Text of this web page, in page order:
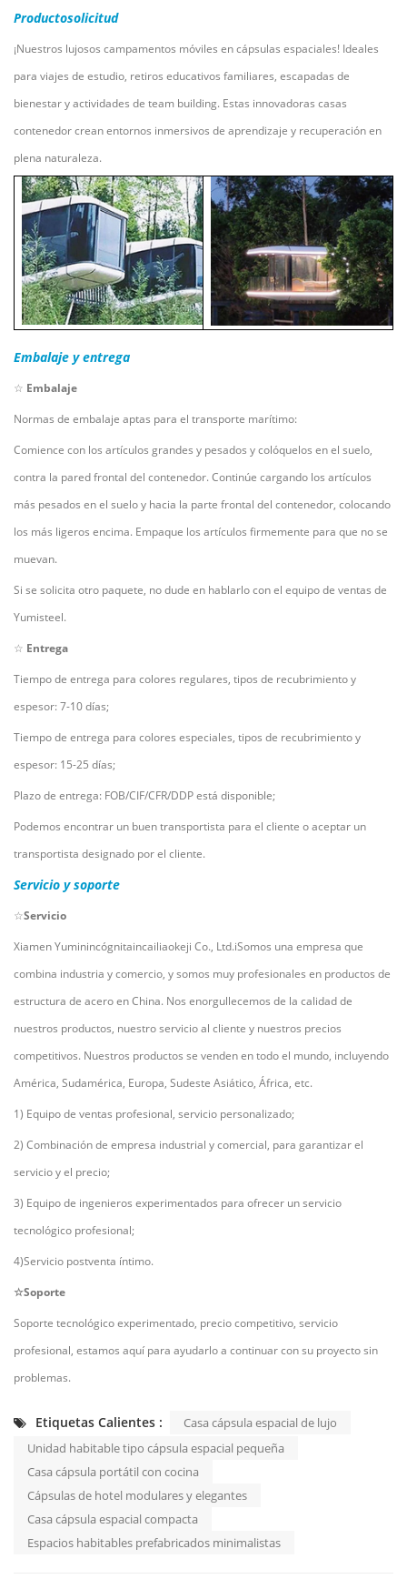
Productosolicitud
¡Nuestros lujosos campamentos móviles en cápsulas espaciales! Ideales
para viajes de estudio, retiros educativos familiares, escapadas de
bienestar y actividades de team building. Estas innovadoras casas
contenedor crean entornos inmersivos de aprendizaje y recuperación en
plena naturaleza.
Embalaje y entrega
☆ Embalaje
Normas de embalaje aptas para el transporte marítimo:
Comience con los artículos grandes y pesados y colóquelos en el suelo,
contra la pared frontal del contenedor. Continúe cargando los artículos
más pesados en el suelo y hacia la parte frontal del contenedor, colocando
los más ligeros encima. Empaque los artículos firmemente para que no se
muevan.
Si se solicita otro paquete, no dude en hablarlo con el equipo de ventas de
Yumisteel.
☆ Entrega
Tiempo de entrega para colores regulares, tipos de recubrimiento y
espesor: 7-10 días;
Tiempo de entrega para colores especiales, tipos de recubrimiento y
espesor: 15-25 días;
Plazo de entrega: FOB/CIF/CFR/DDP está disponible;
Podemos encontrar un buen transportista para el cliente o aceptar un
transportista designado por el cliente.
Servicio y soporte
☆Servicio
Xiamen Yuminincógnitaincailiaokeji Co., Ltd.iSomos una empresa que
combina industria y comercio, y somos muy profesionales en productos de
estructura de acero en China. Nos enorgullecemos de la calidad de
nuestros productos, nuestro servicio al cliente y nuestros precios
competitivos. Nuestros productos se venden en todo el mundo, incluyendo
América, Sudamérica, Europa, Sudeste Asiático, África, etc.
1) Equipo de ventas profesional, servicio personalizado;
2) Combinación de empresa industrial y comercial, para garantizar el
servicio y el precio;
3) Equipo de ingenieros experimentados para ofrecer un servicio
tecnológico profesional;
4)Servicio postventa íntimo.
☆Soporte
Soporte tecnológico experimentado, precio competitivo, servicio
profesional, estamos aquí para ayudarlo a continuar con su proyecto sin
problemas.
Etiquetas Calientes :
Casa cápsula espacial de lujo
Unidad habitable tipo cápsula espacial pequeña
Casa cápsula portátil con cocina
Cápsulas de hotel modulares y elegantes
Casa cápsula espacial compacta
Espacios habitables prefabricados minimalistas